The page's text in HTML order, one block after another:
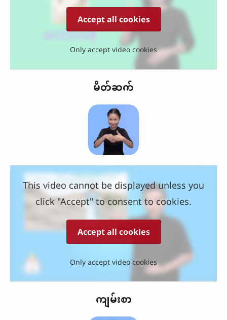
Accept all cookies
Only accept video cookies
မိတ်ဆက်
This video cannot be displayed unless you
click "Accept" to consent to cookies.
Accept all cookies
Only accept video cookies
ကျမ်းစာ